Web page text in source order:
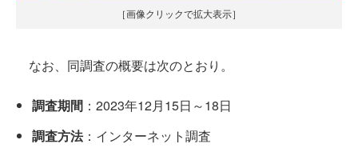
［画像クリックで拡大表示］
なお、同調査の概要は次のとおり。
調査期間 ：2023年12月15日～18日​
調査方法：インターネット調査